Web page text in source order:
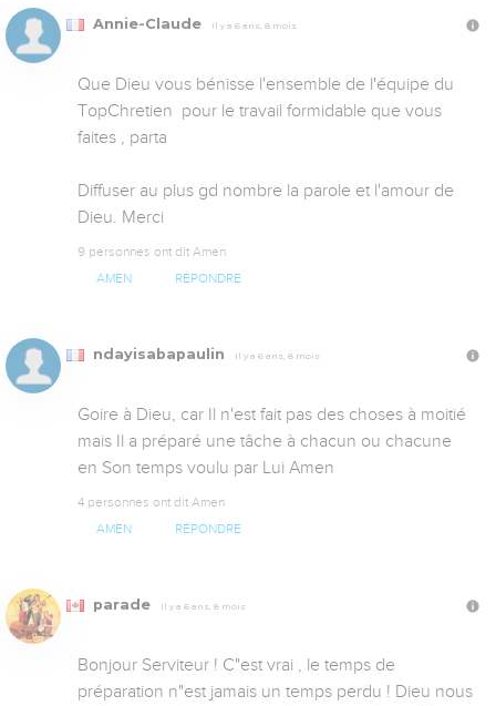
Annie-Claude Il y a 6 ans, 8 mois
Que Dieu vous bénisse l'ensemble de l'équipe du
TopChretien  pour le travail formidable que vous
faites , parta
Diffuser au plus gd nombre la parole et l'amour de
Dieu. Merci
9 personnes ont dit Amen
AMEN RÉPONDRE
ndayisabapaulin Il y a 6 ans, 8 mois
Goire à Dieu, car Il n'est fait pas des choses à moitié
mais Il a préparé une tâche à chacun ou chacune
en Son temps voulu par Lui Amen
4 personnes ont dit Amen
AMEN RÉPONDRE
parade Il y a 6 ans, 8 mois
Bonjour Serviteur ! C"est vrai , le temps de
préparation n"est jamais un temps perdu ! Dieu nous